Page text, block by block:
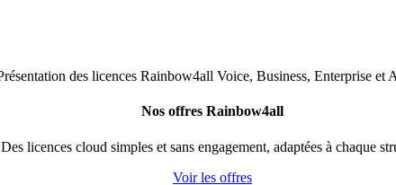
Nos offres Rainbow4all
Des licences cloud simples et sans engagement, adaptées à chaque
Voir les offres